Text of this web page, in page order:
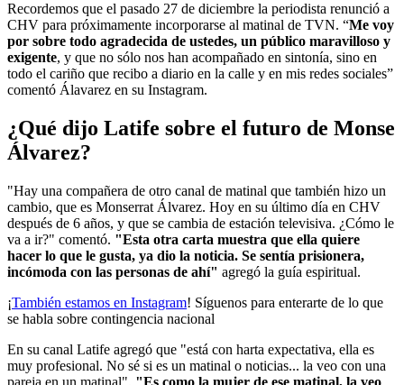
Recordemos que el pasado 27 de diciembre la periodista renunció a
CHV para próximamente incorporarse al matinal de TVN. “Me voy
por sobre todo agradecida de ustedes, un público maravilloso y
exigente, y que no sólo nos han acompañado en sintonía, sino en
todo el cariño que recibo a diario en la calle y en mis redes sociales”
comentó Álavarez en su Instagram.
¿Qué dijo Latife sobre el futuro de Monse
Álvarez?
"Hay una compañera de otro canal de matinal que también hizo un
cambio, que es Monserrat Álvarez. Hoy en su último día en CHV
después de 6 años, y que se cambia de estación televisiva. ¿Cómo le
va a ir?" comentó. "Esta otra carta muestra que ella quiere
hacer lo que le gusta, ya dio la noticia. Se sentía prisionera,
incómoda con las personas de ahí" agregó la guía espiritual.
¡También estamos en Instagram! Síguenos para enterarte de lo que
se habla sobre contingencia nacional
En su canal Latife agregó que "está con harta expectativa, ella es
muy profesional. No sé si es un matinal o noticias... la veo con una
pareja en un matinal". "Es como la mujer de ese matinal, la veo